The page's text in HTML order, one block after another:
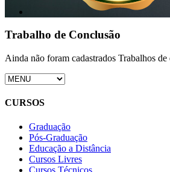
Trabalho de Conclusão
Ainda não foram cadastrados Trabalhos de
CURSOS
Graduação
Pós-Graduação
Educação a Distância
Cursos Livres
Cursos Técnicos